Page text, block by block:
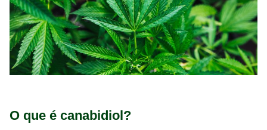
O que é canabidiol?